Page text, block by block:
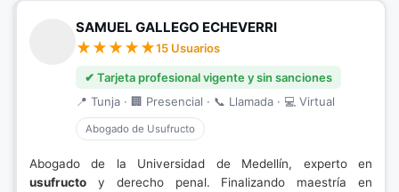
SAMUEL GALLEGO ECHEVERRI
15 Usuarios
✔ Tarjeta profesional vigente y sin sanciones
📍 Tunja · 🏢 Presencial · 📞 Llamada · 💻 Virtual
Abogado de Usufructo
Abogado de la Universidad de Medellín, experto en
usufructo y derecho penal. Finalizando maestría en